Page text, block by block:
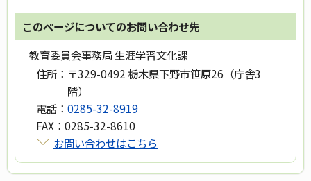
このページについてのお問い合わせ先
教育委員会事務局 生涯学習文化課
住所： 〒329-0492 栃木県下野市笹原26（庁舎3
階）
電話： 0285-32-8919
FAX： 0285-32-8610
お問い合わせはこちら